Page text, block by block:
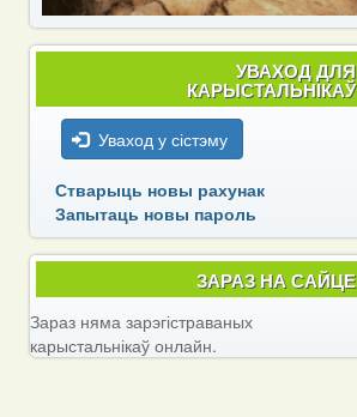
УВАХОД ДЛЯ
КАРЫСТАЛЬНІКАЎ
Уваход у сістэму
Стварыць новы рахунак
Запытаць новы пароль
ЗАРАЗ НА САЙЦЕ
Зараз няма зарэгістраваных
карыстальнікаў онлайн.